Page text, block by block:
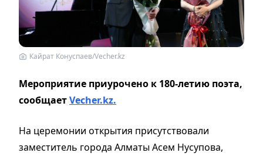
Кайрат Конуспаев/Vecher.kz
Мероприятие приурочено к 180-летию поэта,
сообщаетVecher.kz.
На церемонии открытия присутствовали
заместитель города Алматы Асем Нусупова,